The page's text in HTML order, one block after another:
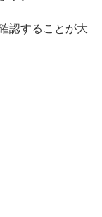
認することが大